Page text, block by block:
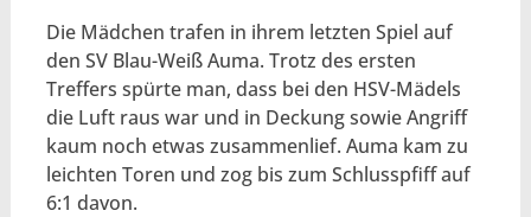
Die Mädchen trafen in ihrem letzten Spiel auf
den SV Blau-Weiß Auma. Trotz des ersten
Treffers spürte man, dass bei den HSV-Mädels
die Luft raus war und in Deckung sowie Angriff
kaum noch etwas zusammenlief. Auma kam zu
leichten Toren und zog bis zum Schlusspfiff auf
6:1 davon.